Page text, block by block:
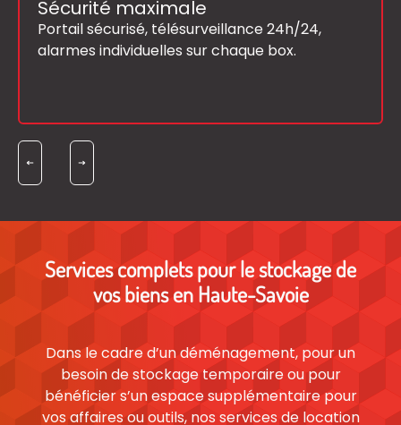
Sécurité maximale
Portail sécurisé, télésurveillance 24h/24,
alarmes individuelles sur chaque box.
Services complets pour le stockage de
vos biens en Haute-Savoie
Dans le cadre d’un déménagement, pour un
besoin de stockage temporaire ou pour
bénéficier s’un espace supplémentaire pour
vos affaires ou outils, nos services de location